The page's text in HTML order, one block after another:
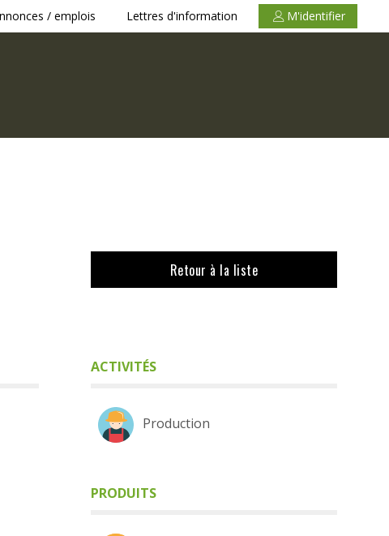
/ emplois Lettres d'information M'identifier
Retour à la liste
ACTIVITÉS
Production
PRODUITS